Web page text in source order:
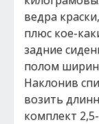
ведра
плюс кое-
задние
полом
Наклонив
возить
комплект